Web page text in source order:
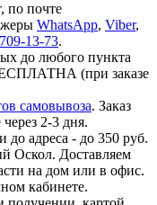
по почте
WhatsApp, Viber,
13-73.
до любого пункта
(при заказе
самовывоза. Заказ
2-3 дня.
до адреса - до 350 руб.
Оскол. Доставляем
на дом или в офис.
кабинете.